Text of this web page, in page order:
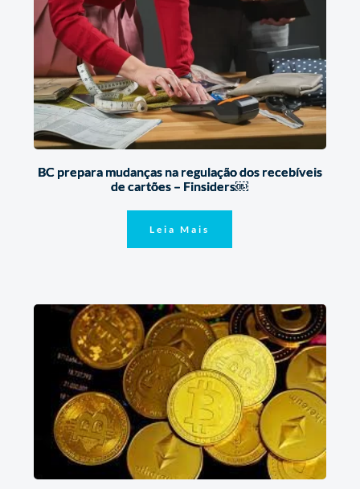
BC prepara mudanças na regulação dos recebíveis
de cartões – Finsiders￼
Leia Mais